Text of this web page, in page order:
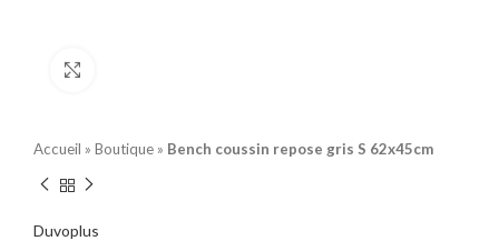
Accueil » Boutique » Bench coussin repose gris S 62x45cm
Duvoplus